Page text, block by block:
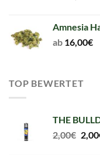
Amnesia
ab 16,00€
TOP BEWERTET
THE
2,00€ 2,00